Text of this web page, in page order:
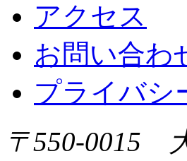
アクセス
お問い合わ
プライバシ
〒550-0015